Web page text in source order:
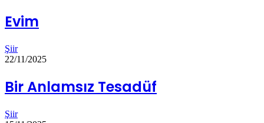
Evim
Şiir
22/11/2025
Bir Anlamsız Tesadüf
Şiir